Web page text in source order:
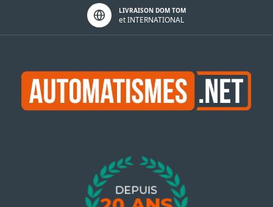
LIVRAISON DOM TOM
et INTERNATIONAL